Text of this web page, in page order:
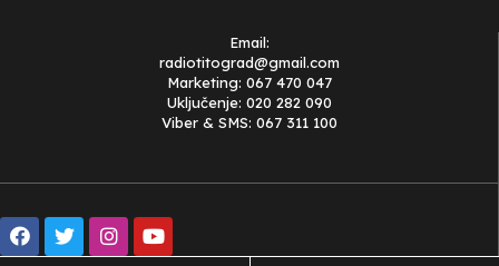
Email:
radiotitograd@gmail.com
Marketing: 067 470 047
Uključenje: 020 282 090
Viber & SMS: 067 311 100